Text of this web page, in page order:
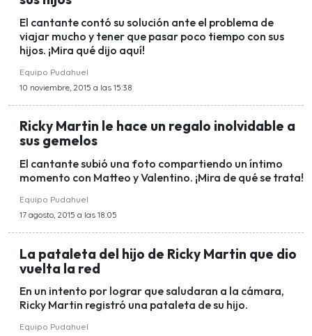
El cantante contó su solución ante el problema de
viajar mucho y tener que pasar poco tiempo con sus
hijos. ¡Mira qué dijo aquí!
Equipo Pudahuel
10 noviembre, 2015 a las 15:38
Ricky Martin le hace un regalo inolvidable a
sus gemelos
El cantante subió una foto compartiendo un íntimo
momento con Matteo y Valentino. ¡Mira de qué se trata!
Equipo Pudahuel
17 agosto, 2015 a las 18:05
La pataleta del hijo de Ricky Martin que dio
vuelta la red
En un intento por lograr que saludaran a la cámara,
Ricky Martin registró una pataleta de su hijo.
Equipo Pudahuel